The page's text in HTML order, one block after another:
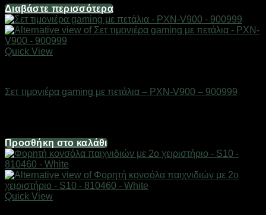
Διαβάστε περισσότερα
Quick View
Σετ τιμονιέρα gaming με πετάλια – PXN-V900 – 900999
Προσθήκη στο καλάθι
Quick View